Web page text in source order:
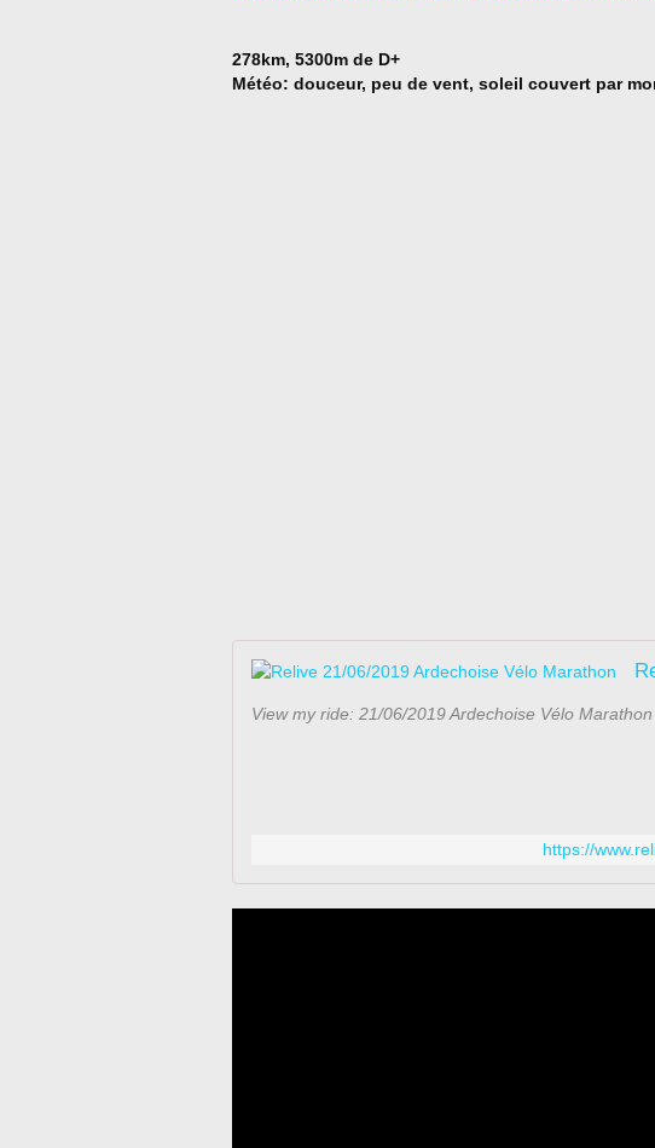
278km, 5300m de D+
Météo: douceur, peu de vent, soleil couvert par
View my ride: 21/06/2019 Ardechoise Vélo Marathon
https://